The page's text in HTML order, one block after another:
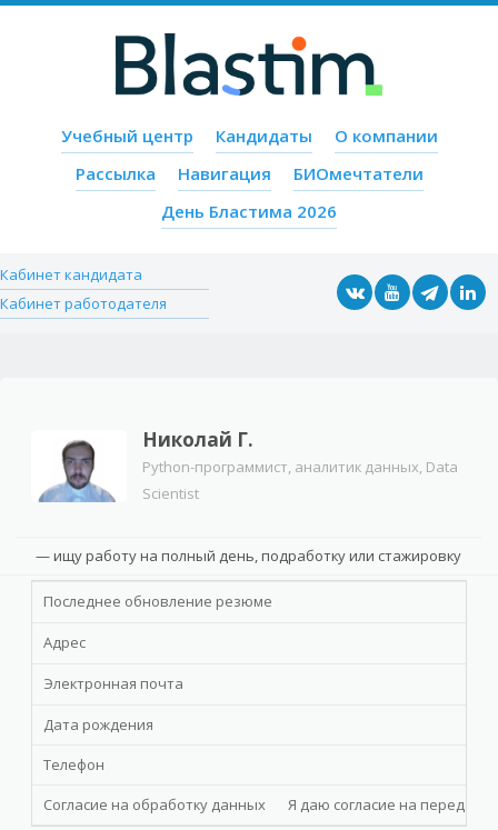
Меню
Пропустить содержимое
Учебный центр Кандидаты
О компании
Рассылка
Навигация
БИОмечтатели
День Бластима 2026
Кабинет кандидата
Кабинет работодателя
Николай Г.
Python-программист, аналитик данных, Data
Scientist
ищу работу на полный день, подработку или стажировку
Последнее обновление резюме
Адрес
Электронная почта
Дата рождения
Телефон
Согласие на обработку данных
Я даю cогласие на